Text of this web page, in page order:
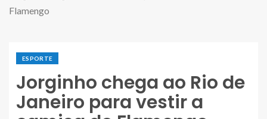
Flamengo
ESPORTE
Jorginho chega ao Rio de
Janeiro para vestir a